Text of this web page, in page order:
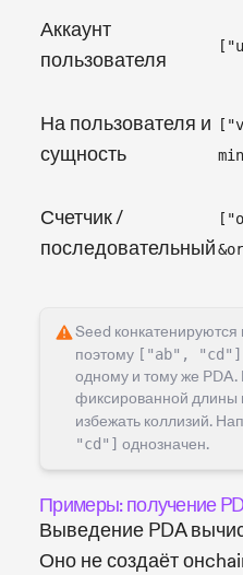
Аккаунт
пользователя
На пользователя и
сущность
Счетчик /
последовательный
Seed
поэтому ["ab", "cd"]
одному и тому же PDA.
фиксированной длины
избежать коллизий.
"cd"] однозначен.
Примеры: получение
Выведение PDA
Оно не создаёт